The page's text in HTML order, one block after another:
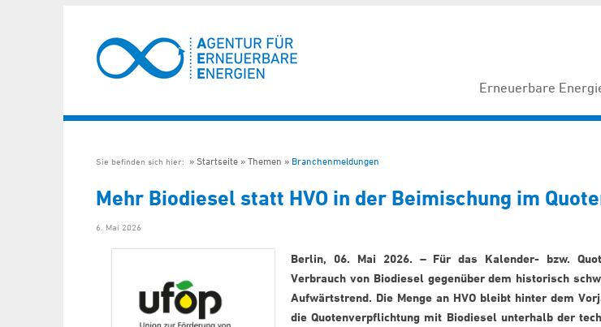
Erneuerbare
Sie befinden sich hier: Startseite Themen Branchenmeldungen
Mehr Biodiesel statt HVO in der Beimischung im
6. Mai 2026
Berlin, 06. Mai 2026. – Für das Kalender- bzw.
Verbrauch von Biodiesel gegenüber dem historisch
Aufwärtstrend. Die Menge an HVO bleibt hinter dem
die Quotenverpflichtung mit Biodiesel unterhalb der